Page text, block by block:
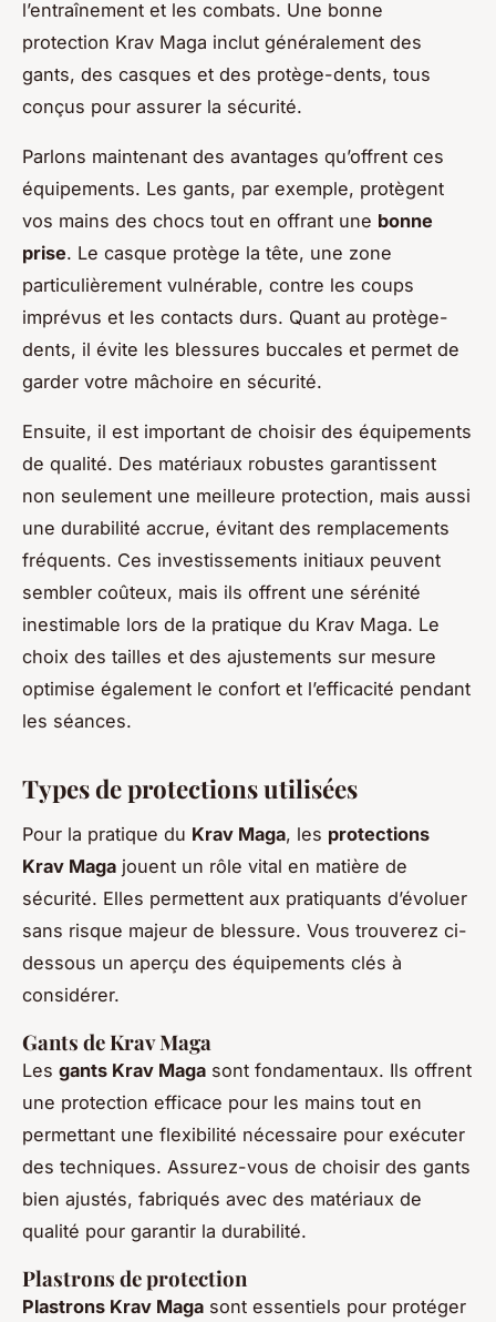
l’entraînement et les combats. Une bonne
protection Krav Maga inclut généralement des
gants, des casques et des protège-dents, tous
conçus pour assurer la sécurité.
Parlons maintenant des avantages qu’offrent ces
équipements. Les gants, par exemple, protègent
vos mains des chocs tout en offrant une bonne
prise. Le casque protège la tête, une zone
particulièrement vulnérable, contre les coups
imprévus et les contacts durs. Quant au protège-
dents, il évite les blessures buccales et permet de
garder votre mâchoire en sécurité.
Ensuite, il est important de choisir des équipements
de qualité. Des matériaux robustes garantissent
non seulement une meilleure protection, mais aussi
une durabilité accrue, évitant des remplacements
fréquents. Ces investissements initiaux peuvent
sembler coûteux, mais ils offrent une sérénité
inestimable lors de la pratique du Krav Maga. Le
choix des tailles et des ajustements sur mesure
optimise également le confort et l’efficacité pendant
les séances.
Types de protections utilisées
Pour la pratique du Krav Maga, les protections
Krav Maga jouent un rôle vital en matière de
sécurité. Elles permettent aux pratiquants d’évoluer
sans risque majeur de blessure. Vous trouverez ci-
dessous un aperçu des équipements clés à
considérer.
Gants de Krav Maga
Les gants Krav Maga sont fondamentaux. Ils offrent
une protection efficace pour les mains tout en
permettant une flexibilité nécessaire pour exécuter
des techniques. Assurez-vous de choisir des gants
bien ajustés, fabriqués avec des matériaux de
qualité pour garantir la durabilité.
Plastrons de protection
Plastrons Krav Maga sont essentiels pour protéger